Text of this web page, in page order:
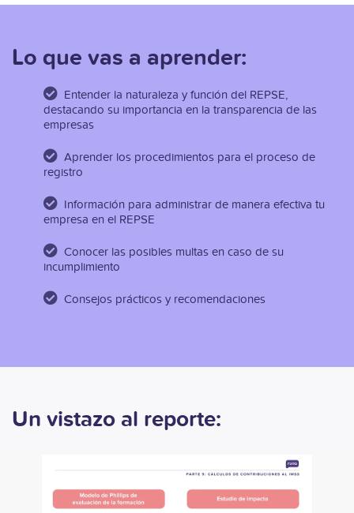
Lo que vas a aprender:
Entender la naturaleza y función del REPSE,
destacando su importancia en la transparencia de las
empresas
Aprender los procedimientos para el proceso de
registro
Información para administrar de manera efectiva tu
empresa en el REPSE
Conocer las posibles multas en caso de su
incumplimiento
Consejos prácticos y recomendaciones
Un vistazo al reporte: